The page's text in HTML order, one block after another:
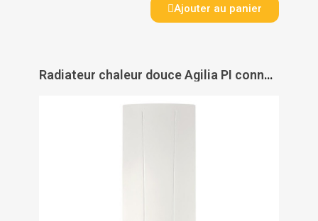
Ajouter au panier
Radiateur chaleur douce Agilia PI connecté vertical - ATLANTIC